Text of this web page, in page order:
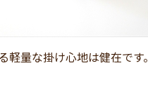
量な掛け心地は健在です。